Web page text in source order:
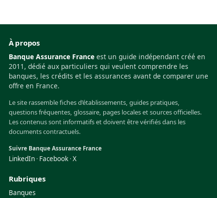
À propos
Banque Assurance France est un guide indépendant créé en
2011, dédié aux particuliers qui veulent comprendre les
banques, les crédits et les assurances avant de comparer une
offre en France.
Le site rassemble fiches d’établissements, guides pratiques,
questions fréquentes, glossaire, pages locales et sources officielles.
Les contenus sont informatifs et doivent être vérifiés dans les
documents contractuels.
Suivre Banque Assurance France
LinkedIn · Facebook ·X
Rubriques
Banques